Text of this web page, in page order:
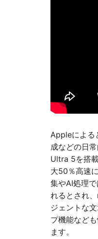
Appleによる
成などの日
Ultra 5を搭
大50％高速
集やAI処理
れるとされ
ジェントな
プ機能など
ます。